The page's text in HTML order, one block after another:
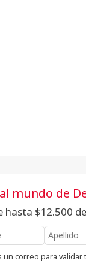
mundo de
hasta $12.500
un correo para validar